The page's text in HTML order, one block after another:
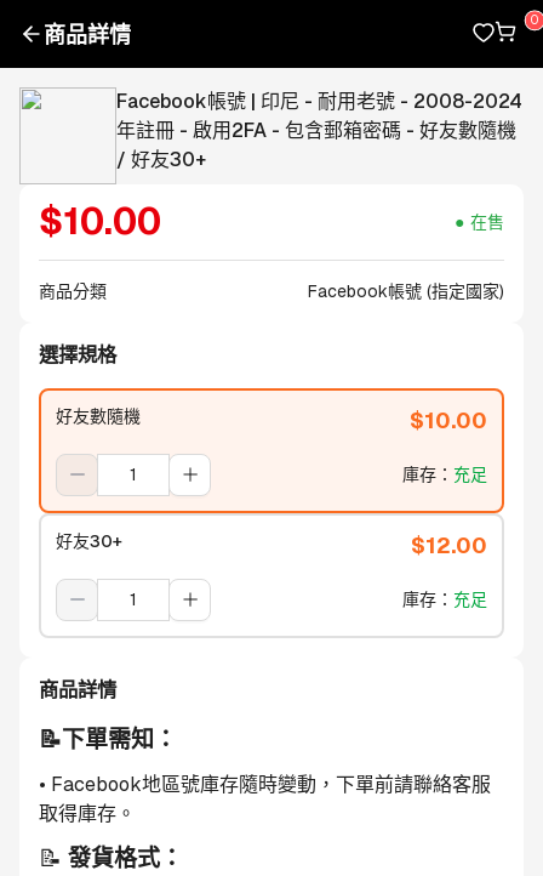
商品詳情
Facebook帳號 | 印尼 - 耐用老號 - 2008-2024
年註冊 - 啟用2FA - 包含郵箱密碼 - 好友數隨機
/ 好友30+
$10.00 在售
商品分類 Facebook帳號 (指定國家)
選擇規格
好友數隨機 $10.00
庫存 ： 充足
好友30+ $12.00
庫存 ： 充足
商品詳情
📝下單需知：
• Facebook地區號庫存隨時變動，下單前請聯絡客服
取得庫存。
📝 發貨格式：